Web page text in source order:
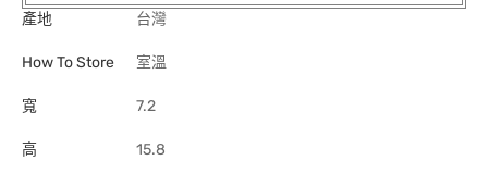
產地
台灣
How To Store 室溫
寬 7.2
高 15.8